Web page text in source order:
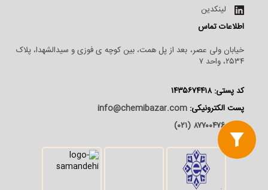
لینکدین
اطلاعات تماس
خیابان ولی عصر، بعد از پل همت، بین کوچه ی فوزی و سیدالشهدا، پلاک
۲۵۳۴، واحد ۷
کد پستی: ۱۴۳۵۶۷۴۴۱۸
پست الکترونیکی: info@chemibazar.com
تلفن:۸۷۷۰۰۴۷۶ (۰۲۱)